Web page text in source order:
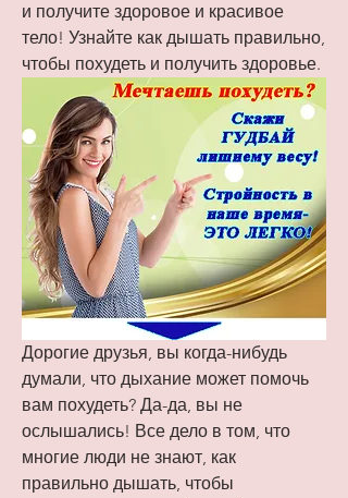
и получите здоровое и красивое
тело! Узнайте как дышать правильно,
чтобы похудеть и получить здоровье.
Дорогие друзья, вы когда-нибудь
думали, что дыхание может помочь
вам похудеть? Да-да, вы не
ослышались! Все дело в том, что
многие люди не знают, как
правильно дышать, чтобы